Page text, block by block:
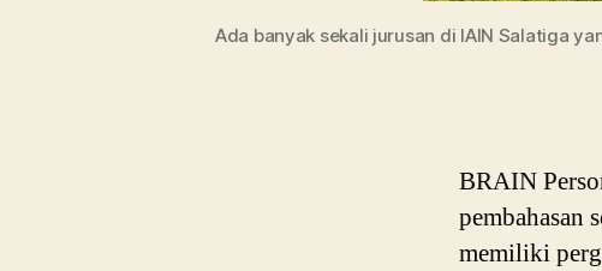
Ada banyak sekali jurusan di IAIN Salatiga
BRAIN
pembahasan
memiliki